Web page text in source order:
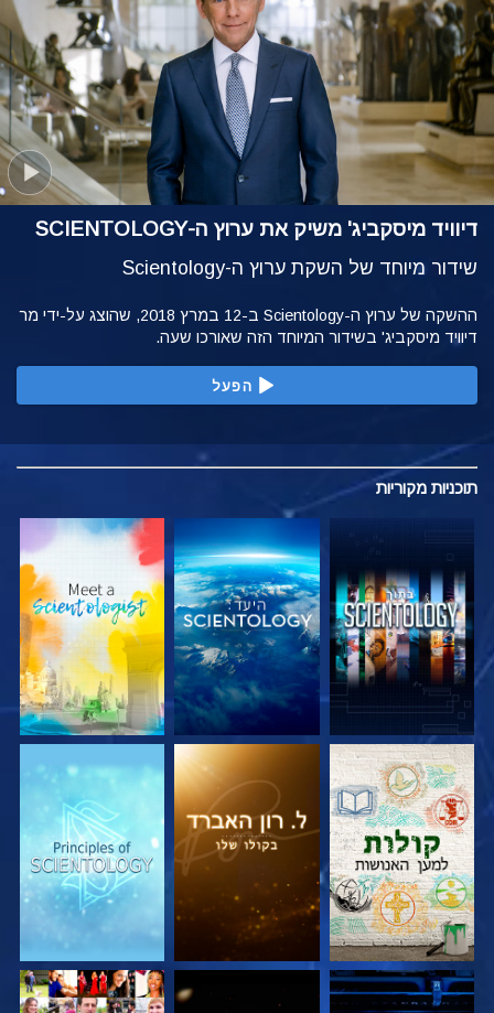
דיוויד מיסקביג' משיק את ערוץ ה-SCIENTOLOGY
שידור מיוחד של השקת ערוץ ה-Scientology
ההשקה של ערוץ ה-Scientology ב-12 במרץ 2018, שהוצג על-ידי מר
דיוויד מיסקביג' בשידור המיוחד הזה שאורכו שעה.
הפעל
תוכניות מקוריות
בדוק את הסדרה בדוק את הסדרה בדוק את הסדרה